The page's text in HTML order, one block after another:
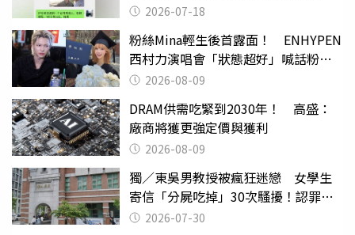
2026-07-18
粉絲Mina輕生後首露面！ ENHYPEN
西村力演唱會「狀態超好」喊話粉
絲：我們心意相通
2026-08-09
DRAM供需吃緊到2030年！ 高盛：
廠商將獲更強定價與獲利
2026-08-09
獨／東吳男教授被瘋狂迷戀 女學生
寄信「分屍吃掉」30次騷擾！認罪免
關 2026-07-30